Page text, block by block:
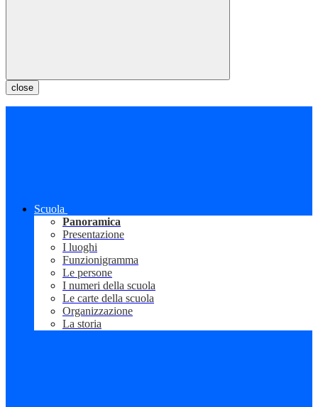
close
Scuola
Panoramica
Presentazione
I luoghi
Funzionigramma
Le persone
I numeri della scuola
Le carte della scuola
Organizzazione
La storia